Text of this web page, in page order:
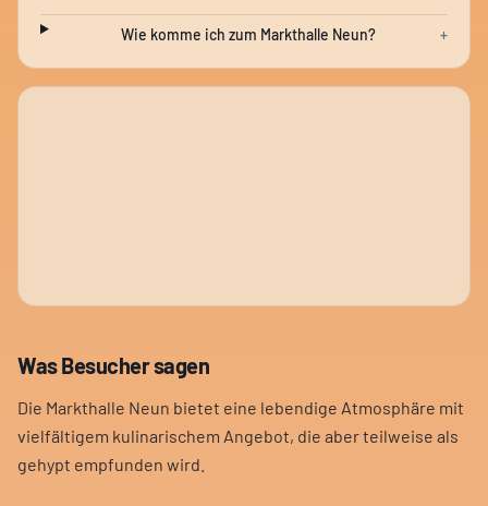
Wie komme ich zum Markthalle Neun? +
Was Besucher sagen
Die Markthalle Neun bietet eine lebendige Atmosphäre mit
vielfältigem kulinarischem Angebot, die aber teilweise als
gehypt empfunden wird.